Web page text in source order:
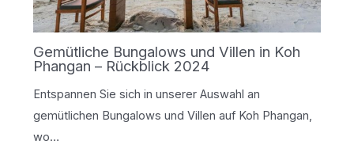
Gemütliche Bungalows und Villen in Koh
Phangan – Rückblick 2024
Entspannen Sie sich in unserer Auswahl an
gemütlichen Bungalows und Villen auf Koh Phangan,
wo…